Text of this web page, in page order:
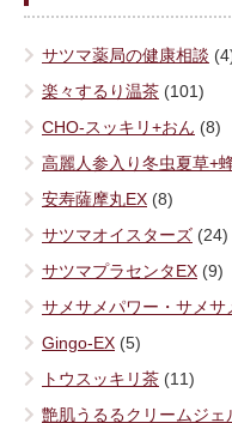
サツマ薬局の健康相談
楽々するり温茶 (101)
CHO-スッキリ+おん (8)
高麗人参入り冬虫夏草+
安寿薩摩丸EX (8)
サツマオイスターズ (24)
サツマプラセンタEX (9)
サメサメパワー・サメサ
Gingo-EX (5)
トウスッキリ茶 (11)
艶肌うるるクリームジェ